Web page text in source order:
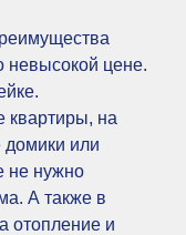
невысокой цене.
квартиры, на
или
не нужно
А также в
отопление и